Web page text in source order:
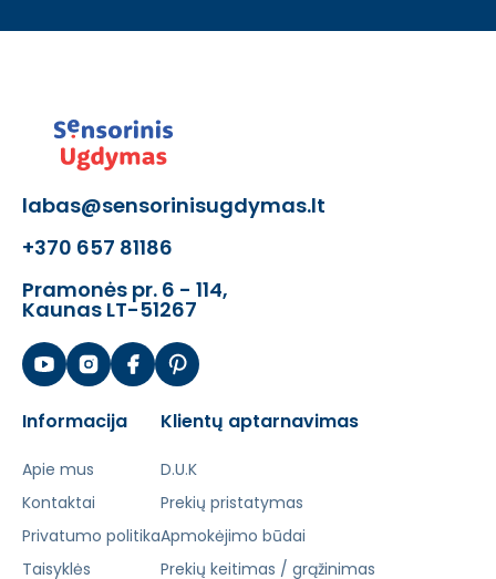
labas@sensorinisugdymas.lt
+370 657 81186
Pramonės pr. 6 - 114,
Kaunas LT-51267
Informacija
Apie mus
Kontaktai
Privatumo politika
Taisyklės
Klientų aptarnavimas
D.U.K
Prekių pristatymas
Apmokėjimo būdai
Prekių keitimas / grąžinimas